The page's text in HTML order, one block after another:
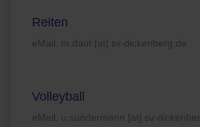
Reiten
eMail: m.daut [at] sv-dickenberg.de
Volleyball
eMail: u.sundermann [at] sv-